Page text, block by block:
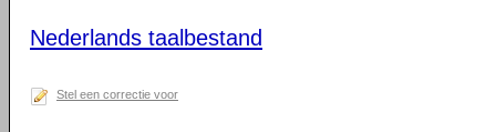
Nederlands taalbestand
Stel een correctie voor